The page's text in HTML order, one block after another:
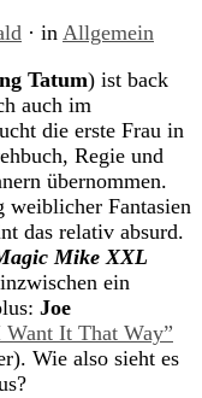
· in Allgemein
Tatum) ist back
auch im
die erste Frau in
Regie und
übernommen.
Fantasien
das relativ absurd.
Mike XXL
ein
Joe
Want It That Way”
Wie also sieht es